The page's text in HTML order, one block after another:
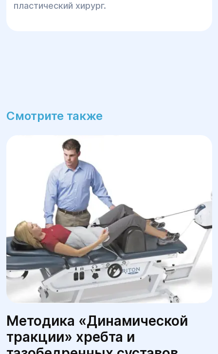
пластический хирург.
Смотрите также
Методика «Динамической
тракции» хребта и